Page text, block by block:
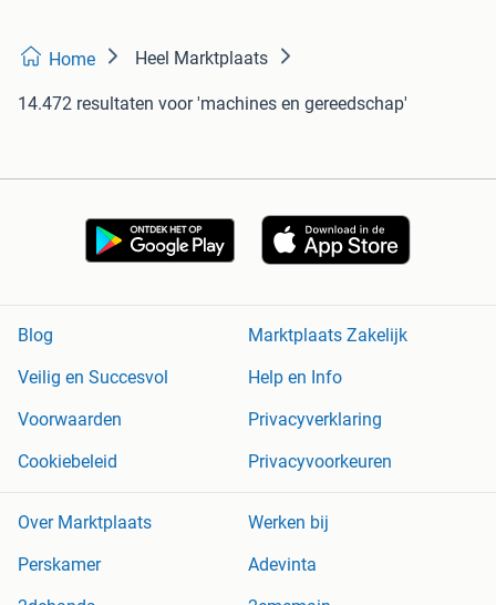
Home Heel Marktplaats
14.472 resultaten voor 'machines en gereedschap'
Blog
Marktplaats Zakelijk
Veilig en Succesvol
Help en Info
Voorwaarden
Privacyverklaring
Cookiebeleid
Privacyvoorkeuren
Over Marktplaats
Werken bij
Perskamer
Adevinta